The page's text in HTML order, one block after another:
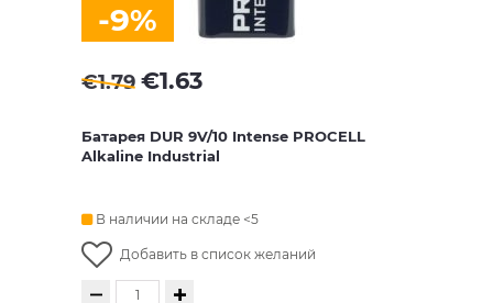
-9%
€1.79 €1.63
Батарея DUR 9V/10 Intense PROCELL
Alkaline Industrial
В наличии на складе <5
Добавить в список желаний